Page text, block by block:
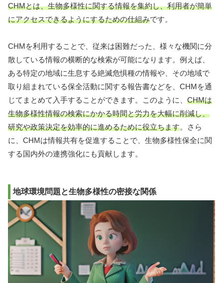
CHMとは、生物多様性に関する情報を集約し、利用者が簡単
にアクセスできるようにするための仕組みです。
CHMを利用することで、従来は困難だった、様々な機関に分
散している情報の横断的な検索が可能になります。例えば、
ある特定の地域に生息する絶滅危惧種の情報や、その地域で
取り組まれている保全活動に関する報告書などを、CHMを通
じてまとめて入手することができます。このように、 CHMは
生物多様性情報の検索にかかる時間と労力を大幅に削減し、
研究や政策決定を効率的に進めるために役立ちます。さら
に、CHMは情報共有を促進することで、生物多様性保全に関
する国内外の連携強化にも貢献します。
地球環境問題と生物多様性の密接な関係